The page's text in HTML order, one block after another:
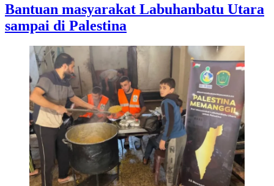
Bantuan masyarakat Labuhanbatu Utara
sampai di Palestina